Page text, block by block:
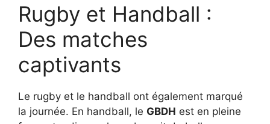
Rugby et Handball :
Des matches
captivants
Le rugby et le handball ont également marqué
la journée. En handball, le GBDH est en pleine